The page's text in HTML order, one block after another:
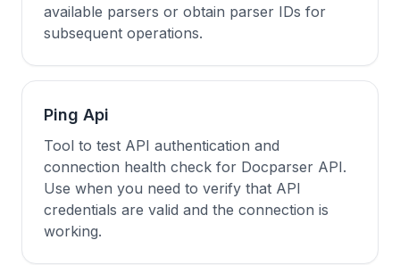
available parsers or obtain parser IDs for
subsequent operations.
Ping Api
Tool to test API authentication and
connection health check for Docparser API.
Use when you need to verify that API
credentials are valid and the connection is
working.